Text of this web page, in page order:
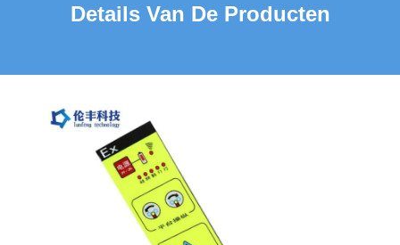
Details Van De Producten